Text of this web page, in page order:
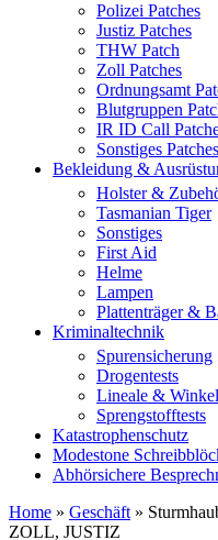
Polizei Patches
Justiz Patches
THW Patch
Zoll Patches
Ordnungsamt
Blutgruppen
IR ID Call
Sonstiges Patches
Bekleidung &
Holster &
Tasmanian Tiger
Sonstiges
First Aid
Helme
Lampen
Plattenträger &
Kriminaltechnik
Spurensicherung
Drogentests
Lineale & Winkel
Sprengstofftests
Katastrophenschutz
Modestone
Abhörsichere
Home » Geschäft »
ZOLL, JUSTIZ